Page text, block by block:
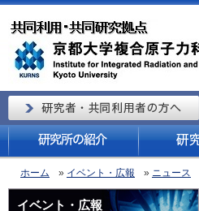
ホーム » イベント・広報 » ニュース
イベント・広報